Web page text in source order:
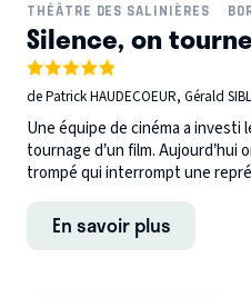
THÉÂTRE DES SALINIÈRES
Silence, on
de Patrick HAUDECOEUR, Gérald
Une équipe de cinéma a investi
tournage d’un film. Aujourd’hui
trompé qui interrompt une
En savoir plus